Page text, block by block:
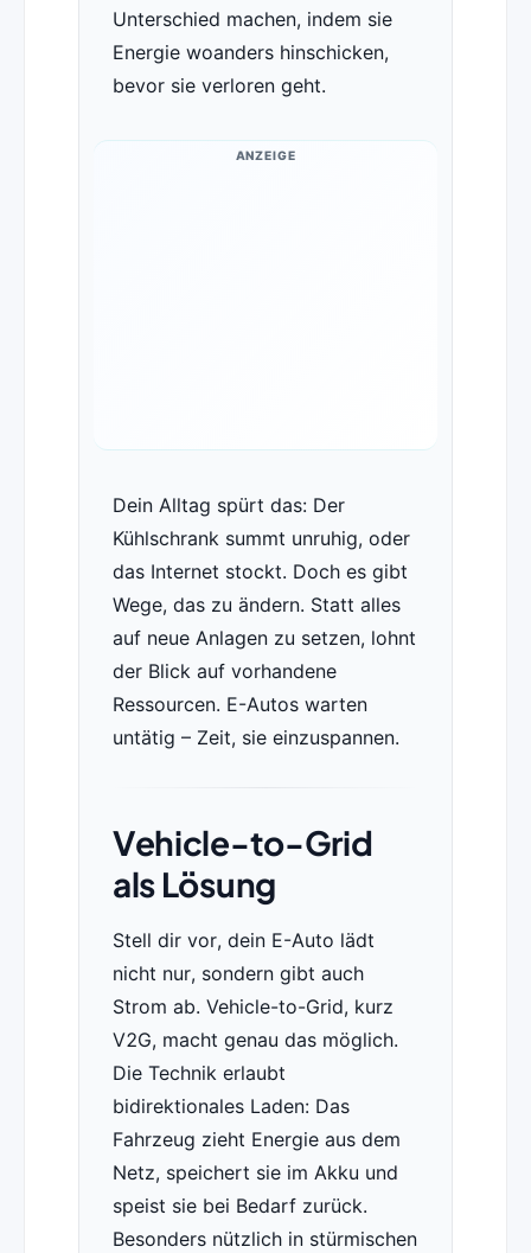
Unterschied machen, indem sie
Energie woanders hinschicken,
bevor sie verloren geht.
ANZEIGE
Dein Alltag spürt das: Der
Kühlschrank summt unruhig, oder
das Internet stockt. Doch es gibt
Wege, das zu ändern. Statt alles
auf neue Anlagen zu setzen, lohnt
der Blick auf vorhandene
Ressourcen. E-Autos warten
untätig – Zeit, sie einzuspannen.
Vehicle-to-Grid
als Lösung
Stell dir vor, dein E-Auto lädt
nicht nur, sondern gibt auch
Strom ab. Vehicle-to-Grid, kurz
V2G, macht genau das möglich.
Die Technik erlaubt
bidirektionales Laden: Das
Fahrzeug zieht Energie aus dem
Netz, speichert sie im Akku und
speist sie bei Bedarf zurück.
Besonders nützlich in stürmischen